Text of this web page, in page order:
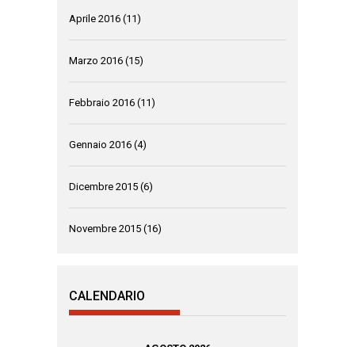
Aprile 2016 (11)
Marzo 2016 (15)
Febbraio 2016 (11)
Gennaio 2016 (4)
Dicembre 2015 (6)
Novembre 2015 (16)
CALENDARIO